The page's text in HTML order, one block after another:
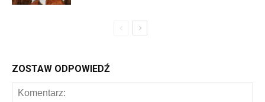
ZOSTAW ODPOWIEDŹ